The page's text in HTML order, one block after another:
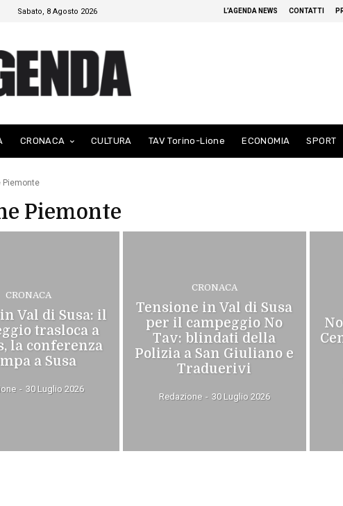
Sabato, 8 Agosto 2026 L’AGENDA NEWS CONTATTI
CRONACA CULTURA TAV Torino-Lione ECONOMIA SPORT
Piemonte
Piemonte
CRONACA
Val di Susa: il
trasloca a
la conferenza
a Susa
- 30 Luglio 2026
CRONACA
Tensione in Val di Susa
per il campeggio No
Tav: blindati della
Polizia a San Giuliano e
Traduerivi
Redazione - 30 Luglio 2026